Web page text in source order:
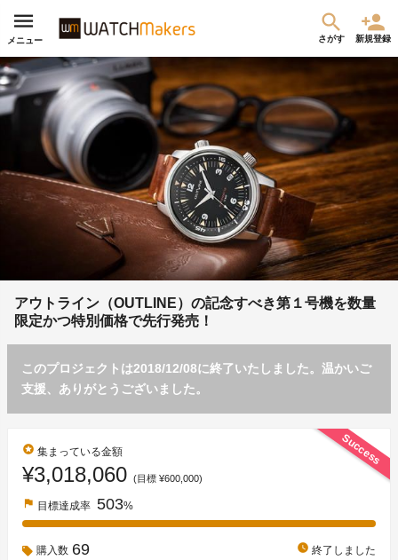
メニュー さがす 新規登録
アウトライン（OUTLINE）の記念すべき第１号機を数量
限定かつ特別価格で先行発売！
このプロジェクトは2018/12/08に終了いたしました。温かいご
支援、ありがとうございました。
Success
stars 集まっている金額
¥3,018,060 (目標 ¥600,000)
flag 目標達成率 503%
購入数 69 watch_later 終了しました